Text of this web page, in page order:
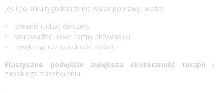
Jeśli po kilku tygodniach nie widać poprawy, warto:
zmienić rodzaj ćwiczeń,
wprowadzić nowe formy aktywności,
zwiększyć różnorodność zadań.
Elastyczne podejście zwiększa skuteczność terapii i
zapobiega zniechęceniu.